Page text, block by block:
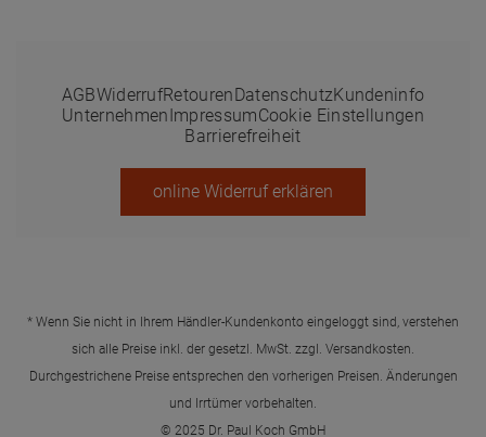
AGBWiderrufRetouren DatenschutzKundeninfo
Unternehmen ImpressumCookie Einstellungen
Barrierefreiheit
online Widerruf erklären
* Wenn Sie nicht in Ihrem Händler-Kundenkonto eingeloggt sind, verstehen
sich alle Preise inkl. der gesetzl. MwSt. zzgl. Versandkosten.
Durchgestrichene Preise entsprechen den vorherigen Preisen. Änderungen
und Irrtümer vorbehalten.
© 2025 Dr. Paul Koch GmbH